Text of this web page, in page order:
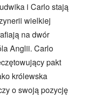
i Carlo stają
wielkiej
na dwór
Anglii. Carlo
pakt
królewska
o swoją pozycję